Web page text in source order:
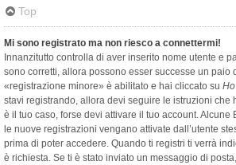
Top
Mi sono registrato ma non riesco a connettermi!
Innanzitutto controlla di aver inserito nome utente e
sono corretti, allora possono esser successe un paio
«registrazione minore» è abilitato e hai cliccato su
stavi registrando, allora devi seguire le istruzioni che
è il tuo caso, forse devi attivare il tuo account. Alcune
le nuove registrazioni vengano attivate dall’utente
prima di poter accedere. Quando ti registri ti verrà
è richiesta. Se ti è stato inviato un messaggio di